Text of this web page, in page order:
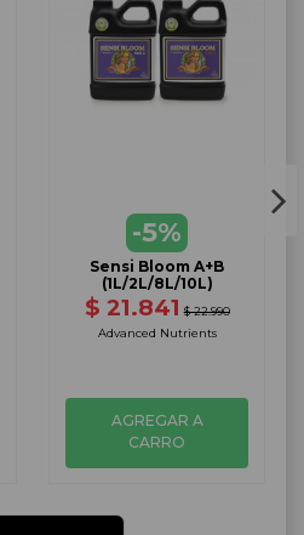
-5%
Sensi Bloom A+B
(1L/2L/8L/10L)
$ 21.841 $ 22.990
Advanced Nutrients
AGREGAR A
CARRO